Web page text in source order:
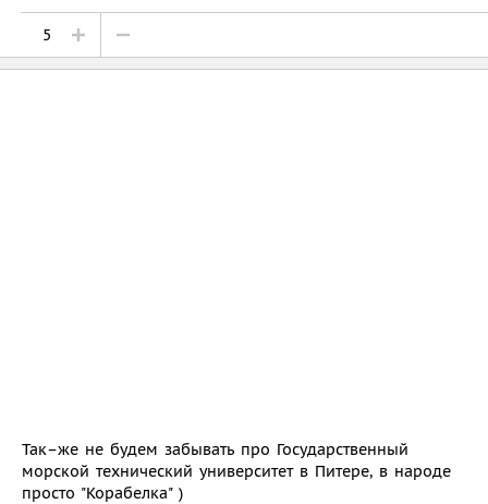
5
Так–же не будем забывать про Государственный
морской технический университет в Питере, в народе
просто "Корабелка" )